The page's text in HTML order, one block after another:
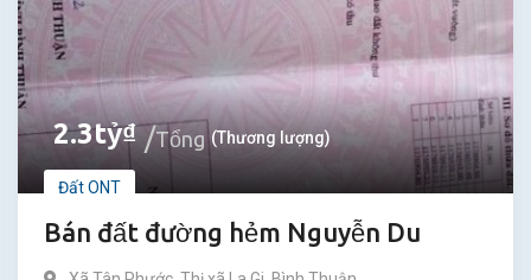
2.3tỷ₫ Tổng (Thương lượng)
Đất ONT
Bán đất đường hẻm Nguyễn Du